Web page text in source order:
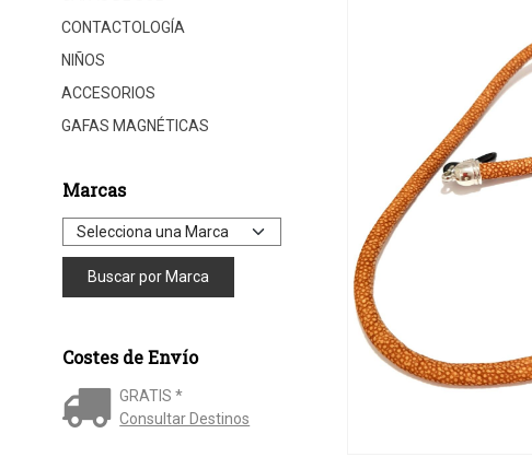
CONTACTOLOGÍA
NIÑOS
ACCESORIOS
GAFAS MAGNÉTICAS
Marcas
Costes de Envío
GRATIS *
Consultar Destinos